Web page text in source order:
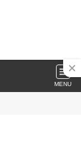
MENU